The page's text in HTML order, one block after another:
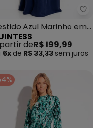
- Regata Azul
Azul Marinho em
Flow
deR$ 199,99
6x de R$ 33,33 sem juros